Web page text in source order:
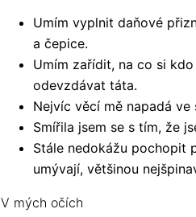
Umím vyplnit daňové
a čepice.
Umím zařídit, na co si
odevzdávat táta.
Nejvíc věcí mě napadá
Smířila jsem se s tím, že
Stále nedokážu pochopit
umývají, většinou
V mých očích